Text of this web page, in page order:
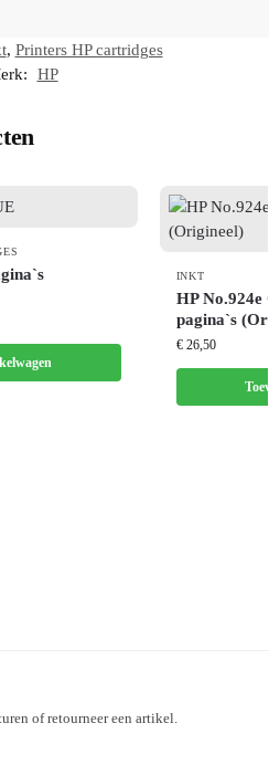
, Printers HP cartridges
HP
INKT
HP
pagina`s
€26,50
of retourneer een artikel.